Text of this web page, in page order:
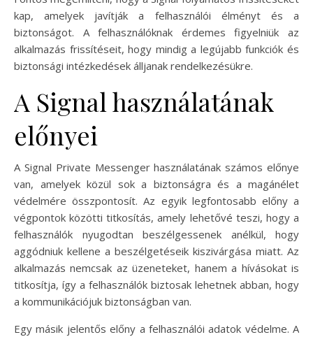
kap, amelyek javítják a felhasználói élményt és a
biztonságot. A felhasználóknak érdemes figyelniük az
alkalmazás frissítéseit, hogy mindig a legújabb funkciók és
biztonsági intézkedések álljanak rendelkezésükre.
A Signal használatának
előnyei
A Signal Private Messenger használatának számos előnye
van, amelyek közül sok a biztonságra és a magánélet
védelmére összpontosít. Az egyik legfontosabb előny a
végpontok közötti titkosítás, amely lehetővé teszi, hogy a
felhasználók nyugodtan beszélgessenek anélkül, hogy
aggódniuk kellene a beszélgetéseik kiszivárgása miatt. Az
alkalmazás nemcsak az üzeneteket, hanem a hívásokat is
titkosítja, így a felhasználók biztosak lehetnek abban, hogy
a kommunikációjuk biztonságban van.
Egy másik jelentős előny a felhasználói adatok védelme. A